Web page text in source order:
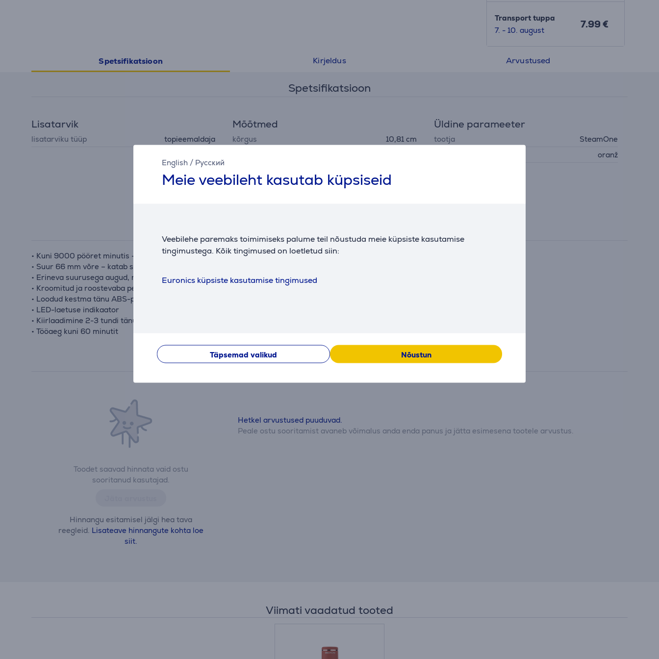
English / Русский
Meie veebileht kasutab küpsiseid
Veebilehe paremaks toimimiseks palume teil nõustuda meie küpsiste kasutamise
tingimustega. Kõik tingimused on loetletud siin:
Euronics küpsiste kasutamise tingimused
Täpsemad valikud Nõustun
Transport tuppa
7. - 10. august
7.99 €
Spetsifikatsioon Kirjeldus Arvustused
Spetsifikatsioon
Lisatarvik
lisatarviku tüüp topieemaldaja
Mõõtmed
kõrgus
10,81 cm
Üldine parameeter
tootja
SteamOne
oranž
• Kuni 9000 pööret minutis – eemaldab rohkem ebemeid ühe liigutusega
• Suur 66 mm võre – katab suurema pinna, muutes töö veelgi kiiremaks
• Erineva suurusega augud, mis lõikavad igas suuruses ebemeid
• Kroomitud ja roostevaba pehme puudutusega viimistlus
• Loodud kestma tänu ABS-plastikust konstruktsioonile
• LED-laetuse indikaator
• Kiirlaadimine 2-3 tundi tänu USB-C kaablile
• Tööaeg kuni 60 minutit
Arvustused
Toodet saavad hinnata vaid ostu
sooritanud kasutajad.
Hinnangu esitamisel jälgi hea tava
reegleid. Lisateave hinnangute kohta loe
siit.
Hetkel arvustused puuduvad.
Peale ostu sooritamist avaneb võimalus anda enda panus ja jätta esimesena tootele arvustus.
Viimati vaadatud tooted